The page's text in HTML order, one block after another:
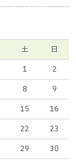
土
日
1
2
8
9
15
16
22
23
29
30